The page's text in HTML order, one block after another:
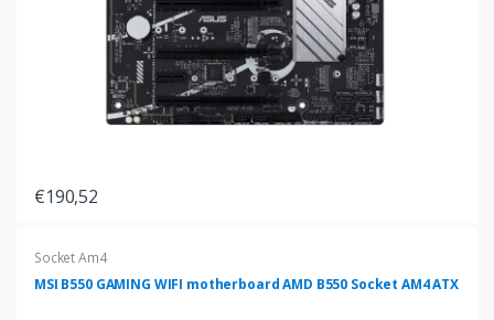
€190,52
Socket Am4
MSI B550 GAMING WIFI motherboard AMD B550 Socket AM4 ATX